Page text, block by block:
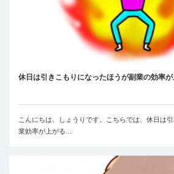
休日は引きこもりになったほうが副業の効率
こんにちは、しょうりです。こちらでは、休日は
業効率が上がる…